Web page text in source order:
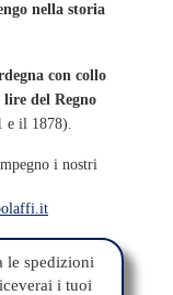
nella storia
con collo
lire del Regno
e il 1878).
i nostri
le spedizioni
i tuoi